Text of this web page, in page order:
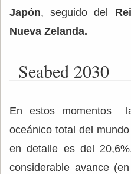
Japón, seguido del
Nueva Zelanda.
Seabed 2030
En estos momentos
oceánico total del
en detalle es del
considerable avance